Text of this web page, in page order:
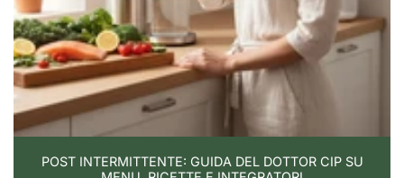
POST INTERMITTENTE: GUIDA DEL DOTTOR CIP SU